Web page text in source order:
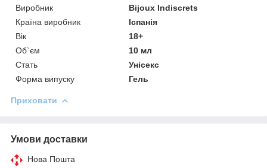
Виробник
Bijoux Indiscrets
Країна виробник
Іспанія
Вік
18+
Об`єм
10 мл
Стать
Унісекс
Форма випуску
Гель
Приховати
Умови доставки
Нова Пошта